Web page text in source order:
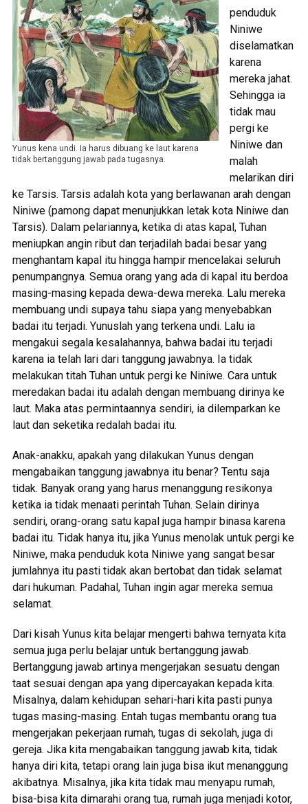
Yunus kena undi. Ia harus dibuang ke laut karena
tidak bertanggung jawab pada tugasnya.
penduduk
Niniwe
diselamatkan
karena
mereka jahat.
Sehingga ia
tidak mau
pergi ke
Niniwe dan
malah
melarikan diri
ke Tarsis. Tarsis adalah kota yang berlawanan arah dengan
Niniwe (pamong dapat menunjukkan letak kota Niniwe dan
Tarsis). Dalam pelariannya, ketika di atas kapal, Tuhan
meniupkan angin ribut dan terjadilah badai besar yang
menghantam kapal itu hingga hampir mencelakai seluruh
penumpangnya. Semua orang yang ada di kapal itu berdoa
masing-masing kepada dewa-dewa mereka. Lalu mereka
membuang undi supaya tahu siapa yang menyebabkan
badai itu terjadi. Yunuslah yang terkena undi. Lalu ia
mengakui segala kesalahannya, bahwa badai itu terjadi
karena ia telah lari dari tanggung jawabnya. Ia tidak
melakukan titah Tuhan untuk pergi ke Niniwe. Cara untuk
meredakan badai itu adalah dengan membuang dirinya ke
laut. Maka atas permintaannya sendiri, ia dilemparkan ke
laut dan seketika redalah badai itu.
Anak-anakku, apakah yang dilakukan Yunus dengan
mengabaikan tanggung jawabnya itu benar? Tentu saja
tidak. Banyak orang yang harus menanggung resikonya
ketika ia tidak menaati perintah Tuhan. Selain dirinya
sendiri, orang-orang satu kapal juga hampir binasa karena
badai itu. Tidak hanya itu, jika Yunus menolak untuk pergi ke
Niniwe, maka penduduk kota Niniwe yang sangat besar
jumlahnya itu pasti tidak akan bertobat dan tidak selamat
dari hukuman. Padahal, Tuhan ingin agar mereka semua
selamat.
Dari kisah Yunus kita belajar mengerti bahwa ternyata kita
semua juga perlu belajar untuk bertanggung jawab.
Bertanggung jawab artinya mengerjakan sesuatu dengan
taat sesuai dengan apa yang dipercayakan kepada kita.
Misalnya, dalam kehidupan sehari-hari kita pasti punya
tugas masing-masing. Entah tugas membantu orang tua
mengerjakan pekerjaan rumah, tugas di sekolah, juga di
gereja. Jika kita mengabaikan tanggung jawab kita, tidak
hanya diri kita, tetapi orang lain juga bisa ikut menanggung
akibatnya. Misalnya, jika kita tidak mau menyapu rumah,
bisa-bisa kita dimarahi orang tua, rumah juga menjadi kotor,